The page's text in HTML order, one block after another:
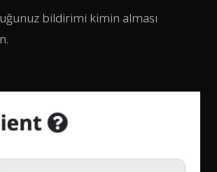
bildirimi kimin alması